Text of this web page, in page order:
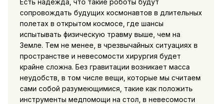
сопровождать будущих космонавтов в длительных
полетах в открытом космосе, где шансы
испытывать физическую травму выше, чем на
Земле. Тем не менее, в чрезвычайных ситуациях в
пространстве и невесомости хирургия будет
крайне сложна. Без гравитации возникает масса
неудобств, в том числе вещи, которые мы считаем
сами собой разумеющимися, такие как положить
инструменты медпомощи на стол, в невесомости